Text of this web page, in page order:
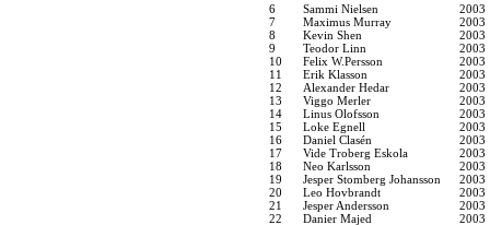
6
Sammi Nielsen
2003
7
Maximus Murray
2003
8
Kevin Shen
2003
9
Teodor Linn
2003
10
Felix W.Persson
2003
11
Erik Klasson
2003
12
Alexander Hedar
2003
13
Viggo Merler
2003
14
Linus Olofsson
2003
15
Loke Egnell
2003
16
Daniel Clasén
2003
17
Vide Troberg Eskola
2003
18
Neo Karlsson
2003
19
Jesper Stomberg Johansson
2003
20
Leo Hovbrandt
2003
21
Jesper Andersson
2003
22
Danier Majed
2003